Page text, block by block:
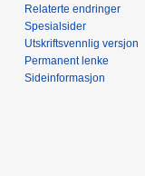
Relaterte endringer
Spesialsider
Utskriftsvennlig versjon
Permanent lenke
Sideinformasjon